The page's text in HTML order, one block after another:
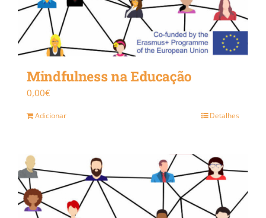
Mindfulness na Educação
0,00€
Adicionar Detalhes